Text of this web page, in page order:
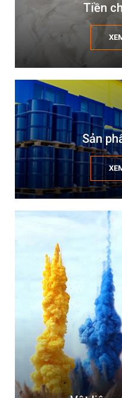
Tiền
Sản